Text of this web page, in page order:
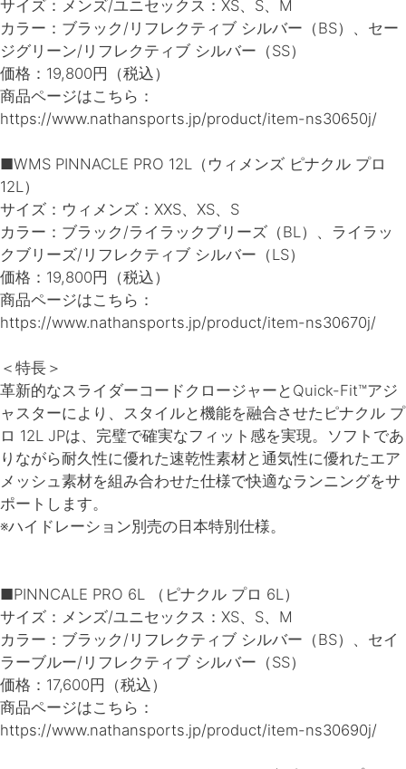
サイズ：メンズ/ユニセックス：XS、S、M
カラー：ブラック/リフレクティブ シルバー（BS）、セー
ジグリーン/リフレクティブ シルバー（SS）
価格：19,800円（税込）
商品ページはこちら：
https://www.nathansports.jp/product/item-ns30650j/
■WMS PINNACLE PRO 12L（ウィメンズ ピナクル プロ
12L）
サイズ：ウィメンズ：XXS、XS、S
カラー：ブラック/ライラックブリーズ（BL）、ライラッ
クブリーズ/リフレクティブ シルバー（LS）
価格：19,800円（税込）
商品ページはこちら：
https://www.nathansports.jp/product/item-ns30670j/
＜特長＞
革新的なスライダーコードクロージャーとQuick-Fit™アジ
ャスターにより、スタイルと機能を融合させたピナクル プ
ロ 12L JPは、完璧で確実なフィット感を実現。ソフトであ
りながら耐久性に優れた速乾性素材と通気性に優れたエア
メッシュ素材を組み合わせた仕様で快適なランニングをサ
ポートします。
※ハイドレーション別売の日本特別仕様。
■PINNCALE PRO 6L （ピナクル プロ 6L）
サイズ：メンズ/ユニセックス：XS、S、M
カラー：ブラック/リフレクティブ シルバー（BS）、セイ
ラーブルー/リフレクティブ シルバー（SS）
価格：17,600円（税込）
商品ページはこちら：
https://www.nathansports.jp/product/item-ns30690j/